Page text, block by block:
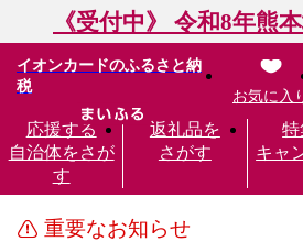
《受付中》 令和8年熊
イオンカードのふるさと納
税
応援する
自治体をさが
す
返礼品を
さがす
特
キャ
お気に入
重要なお知らせ